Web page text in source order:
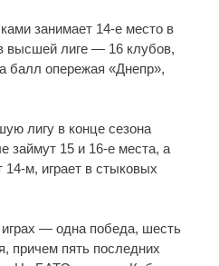
занимает 14‑е место в
высшей лиге — 16 клубов,
балл опережая «Днепр»,
лигу в конце сезона
займут 15 и 16‑е места, а
м, играет в стыковых
— одна победа, шесть
причем пять последних